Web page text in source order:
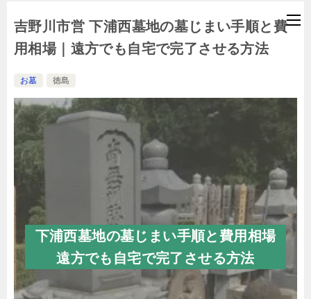
吉野川市営 下浦西墓地の墓じまい手順と費
用相場｜遠方でも自宅で完了させる方法
お墓 徳島
下浦西墓地の墓じまい手順と費用相場
遠方でも自宅で完了させる方法